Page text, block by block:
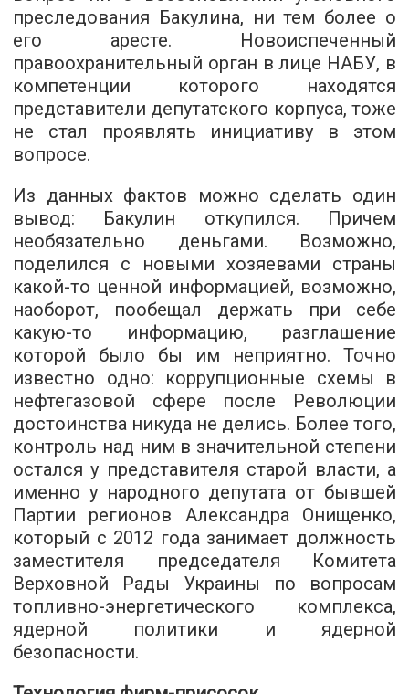
преследования Бакулина, ни тем более о
его аресте. Новоиспеченный
правоохранительный орган в лице НАБУ, в
компетенции которого находятся
представители депутатского корпуса, тоже
не стал проявлять инициативу в этом
вопросе.
Из данных фактов можно сделать один
вывод: Бакулин откупился. Причем
необязательно деньгами. Возможно,
поделился с новыми хозяевами страны
какой-то ценной информацией, возможно,
наоборот, пообещал держать при себе
какую-то информацию, разглашение
которой было бы им неприятно. Точно
известно одно: коррупционные схемы в
нефтегазовой сфере после Революции
достоинства никуда не делись. Более того,
контроль над ним в значительной степени
остался у представителя старой власти, а
именно у народного депутата от бывшей
Партии регионов Александра Онищенко,
который с 2012 года занимает должность
заместителя председателя Комитета
Верховной Рады Украины по вопросам
топливно-энергетического комплекса,
ядерной политики и ядерной
безопасности.